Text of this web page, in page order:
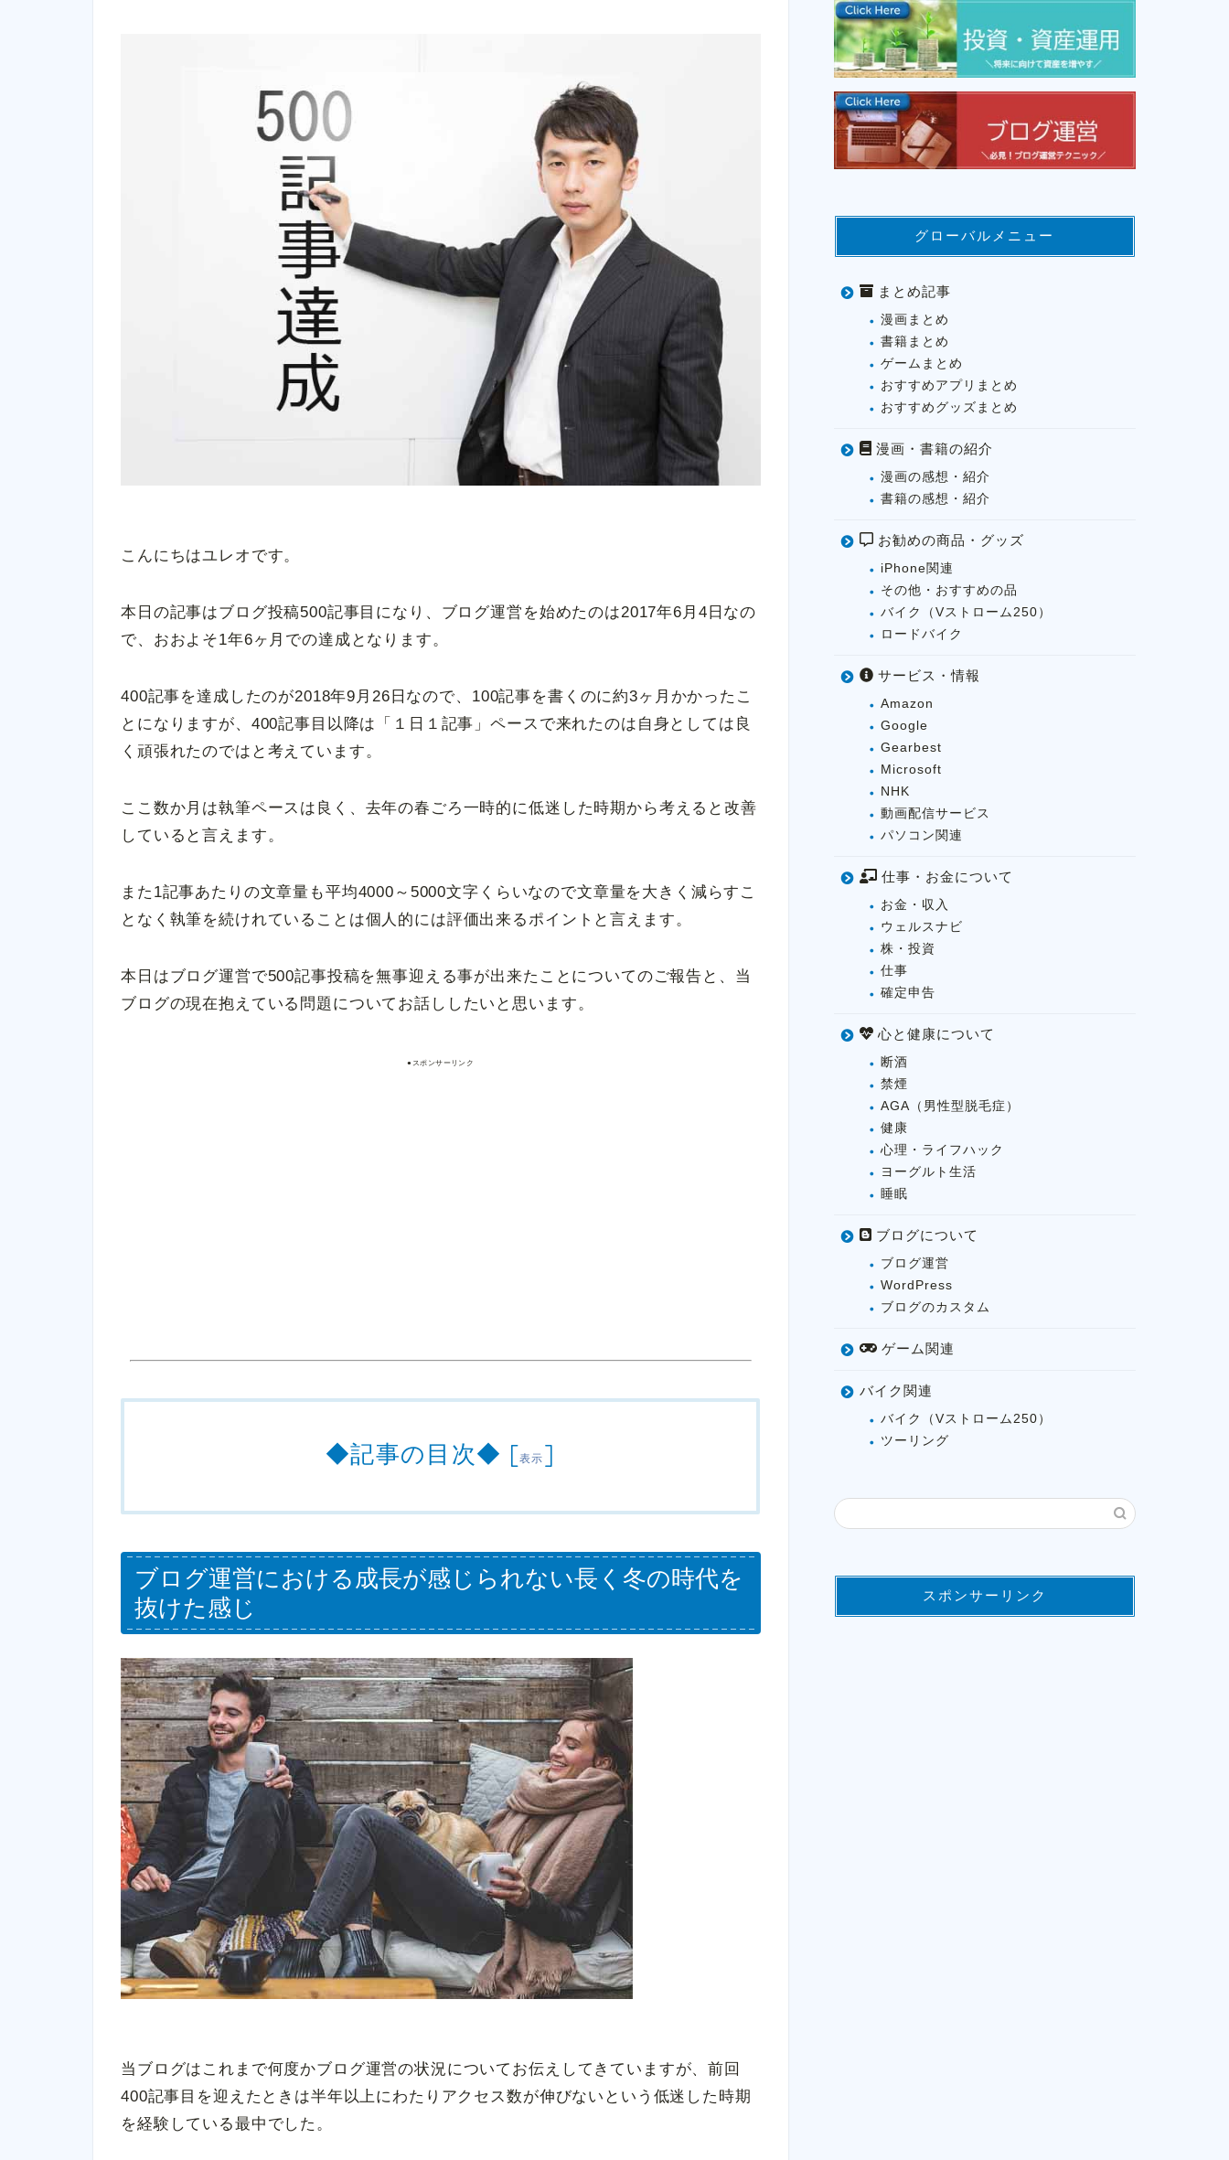
こんにちはユレオです。
本日の記事はブログ投稿500記事目になり、ブログ運営を始めたのは2017年6月4日なの
で、おおよそ1年6ヶ月での達成となります。
400記事を達成したのが2018年9月26日なので、100記事を書くのに約3ヶ月かかったこ
とになりますが、400記事目以降は「１日１記事」ペースで来れたのは自身としては良
く頑張れたのではと考えています。
ここ数か月は執筆ペースは良く、去年の春ごろ一時的に低迷した時期から考えると改善
していると言えます。
また1記事あたりの文章量も平均4000～5000文字くらいなので文章量を大きく減らすこ
となく執筆を続けれていることは個人的には評価出来るポイントと言えます。
本日はブログ運営で500記事投稿を無事迎える事が出来たことについてのご報告と、当
ブログの現在抱えている問題についてお話ししたいと思います。
●スポンサーリンク
◆記事の目次◆ [表示 ]
ブログ運営における成長が感じられない長く冬の時代を
抜けた感じ
当ブログはこれまで何度かブログ運営の状況についてお伝えしてきていますが、前回
400記事目を迎えたときは半年以上にわたりアクセス数が伸びないという低迷した時期
を経験している最中でした。
グローバルメニュー
まとめ記事
漫画まとめ
書籍まとめ
ゲームまとめ
おすすめアプリまとめ
おすすめグッズまとめ
漫画・書籍の紹介
漫画の感想・紹介
書籍の感想・紹介
お勧めの商品・グッズ
iPhone関連
その他・おすすめの品
バイク（Vストローム250）
ロードバイク
サービス・情報
Amazon
Google
Gearbest
Microsoft
NHK
動画配信サービス
パソコン関連
仕事・お金について
お金・収入
ウェルスナビ
株・投資
仕事
確定申告
心と健康について
断酒
禁煙
AGA（男性型脱毛症）
健康
心理・ライフハック
ヨーグルト生活
睡眠
ブログについて
ブログ運営
WordPress
ブログのカスタム
ゲーム関連
バイク関連
バイク（Vストローム250）
ツーリング
スポンサーリンク